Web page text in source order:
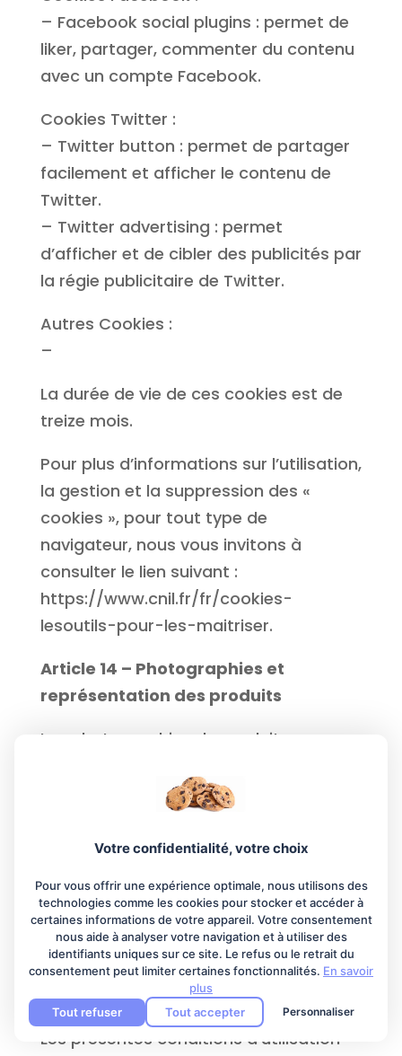
– Facebook social plugins : permet de
liker, partager, commenter du contenu
avec un compte Facebook.
Cookies Twitter :
– Twitter button : permet de partager
facilement et afficher le contenu de
Twitter.
– Twitter advertising : permet
d’afficher et de cibler des publicités par
la régie publicitaire de Twitter.
Autres Cookies :
–
La durée de vie de ces cookies est de
treize mois.
Pour plus d’informations sur l’utilisation,
la gestion et la suppression des «
cookies », pour tout type de
navigateur, nous vous invitons à
consulter le lien suivant :
https://www.cnil.fr/fr/cookies-
lesoutils-pour-les-maitriser.
Article 14 – Photographies et
représentation des produits
Les photographies de produits,
sont pas contractuelles et n’engagent
Concepteur multimédia et
graphisme : Mephivio.fr
Template: DIVI (Elegantthemes.com)
Moteurs: WordPress (Open Source)
Crédits photo: Fotolia – Freepix
Article 15 – Loi applicable
Les présentes conditions d’utilisation
Votre confidentialité, votre choix
Pour vous offrir une expérience optimale, nous utilisons des
technologies comme les cookies pour stocker et accéder à
certaines informations de votre appareil. Votre consentement
nous aide à analyser votre navigation et à utiliser des
identifiants uniques sur ce site. Le refus ou le retrait du
consentement peut limiter certaines fonctionnalités. En savoir
plus
Tout refuser
Tout accepter Personnaliser